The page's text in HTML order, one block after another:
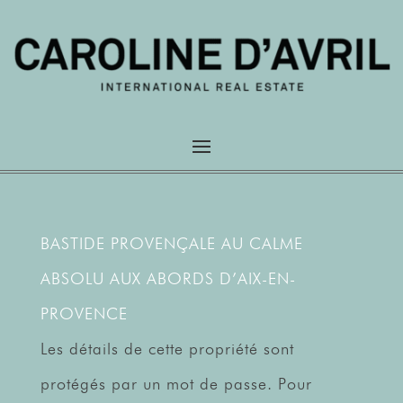
BASTIDE PROVENÇALE AU CALME
ABSOLU AUX ABORDS D’AIX-EN-
PROVENCE
Les détails de cette propriété sont
protégés par un mot de passe. Pour